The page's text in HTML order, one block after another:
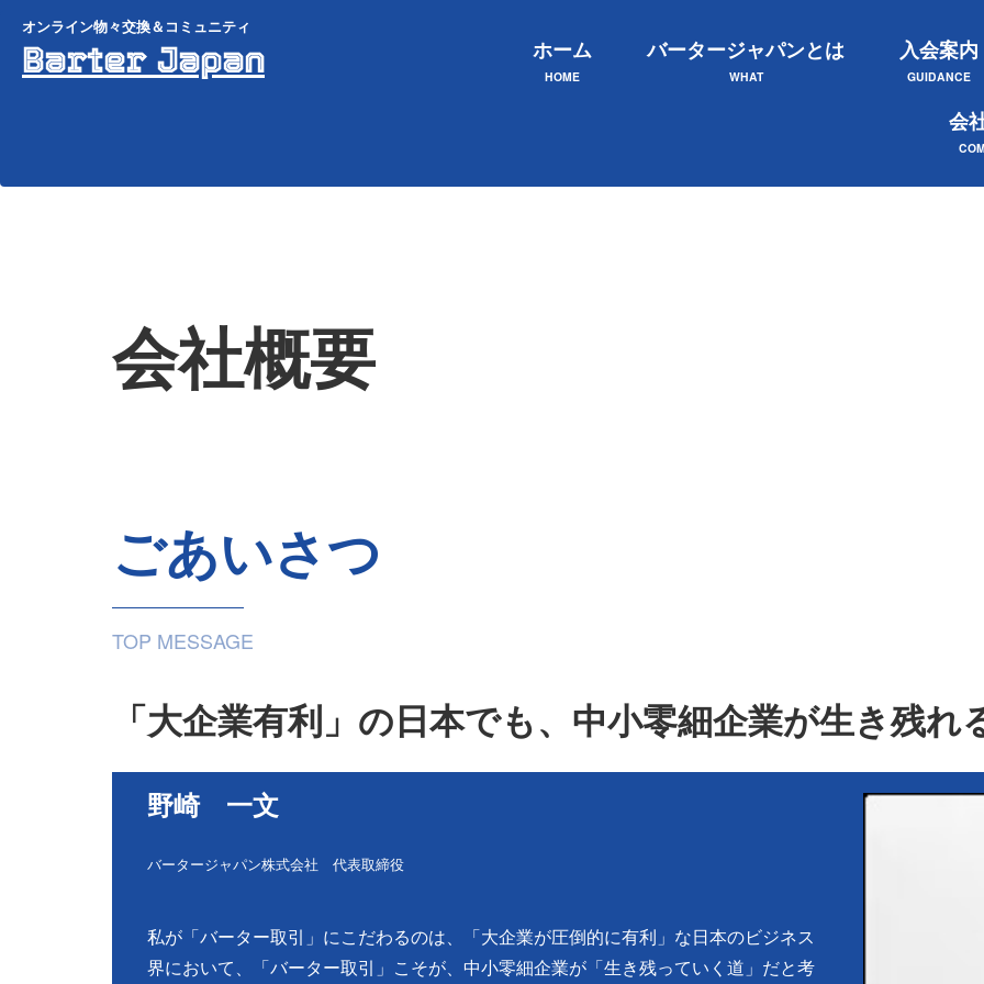
オンライン物々交換＆コミュニティ
Barter Japan ホーム
HOME
バータージャパンとは
WHAT
入会案内
GUIDANCE
会
会社概要
ごあいさつ
TOP MESSAGE
「大企業有利」の日本でも、中小零細企業が生き残れ
野崎 一文
バータージャパン株式会社 代表取締役
私が「バーター取引」にこだわるのは、「大企業が圧倒的に有利」な日本のビジネス
界において、「バーター取引」こそが、中小零細企業が「生き残っていく道」だと考